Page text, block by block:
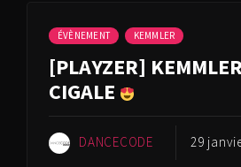
ÉVÈNEMENT KEMMLER
[PLAYZER]
CIGALE
DANCECODE 29